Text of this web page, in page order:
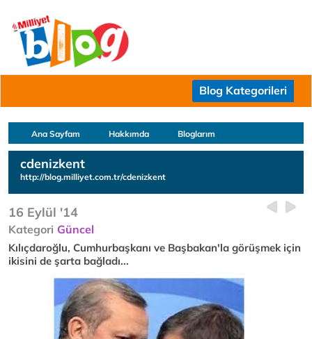
Blog Kategorileri
Ana Sayfam Hakkımda Bloglarım
cdenizkent
http://blog.milliyet.com.tr/cdenizkent
16 Eylül '14
Kategori Güncel
Kılıçdaroğlu, Cumhurbaşkanı ve Başbakan'la görüşmek için
ikisini de şarta bağladı...